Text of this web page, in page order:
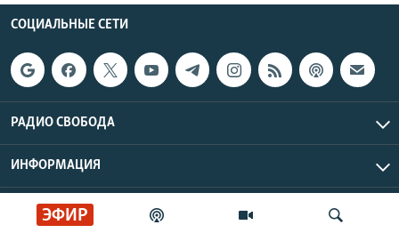
ЭФИР
СОЦИАЛЬНЫЕ СЕТИ
РАДИО СВОБОДА
ИНФОРМАЦИЯ
Радио Свобода © 2026 RFE/RL, Inc. | Все права защищены.